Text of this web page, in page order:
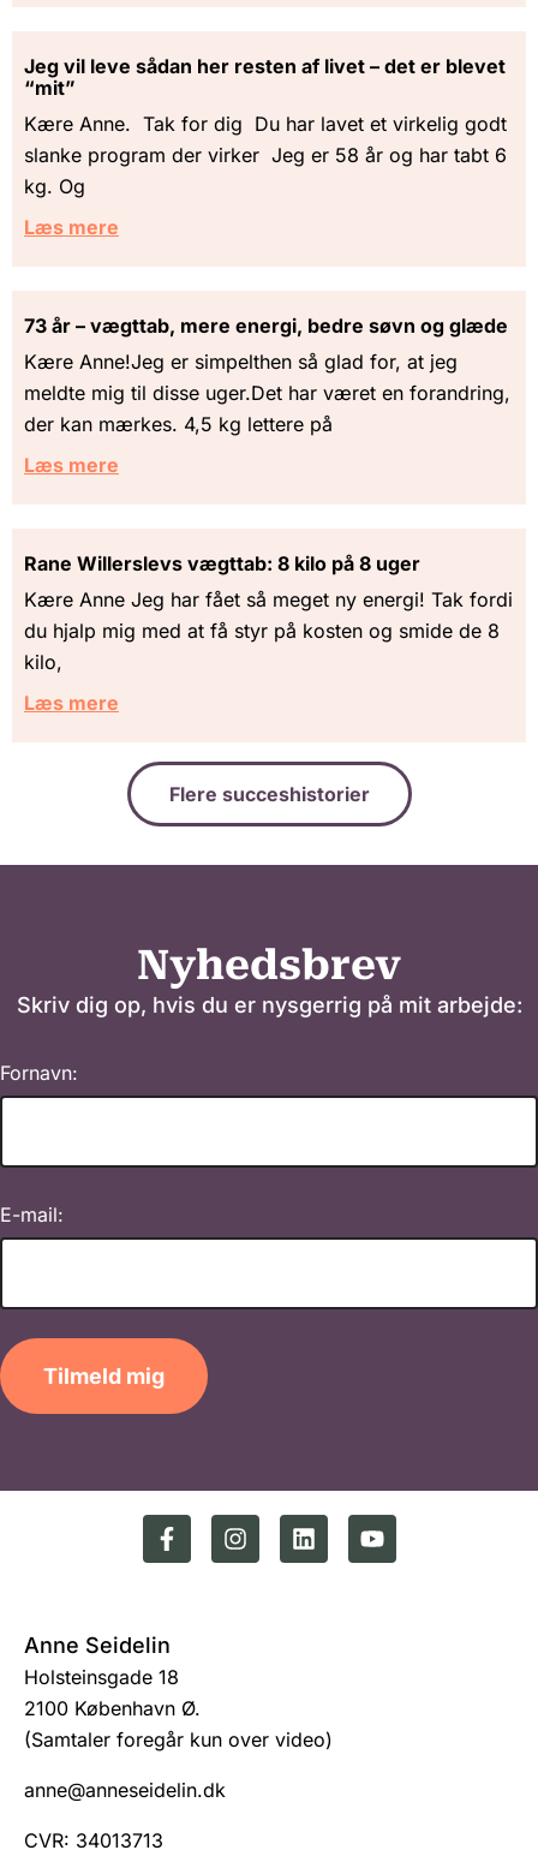
Jeg vil leve sådan her resten af livet – det er blevet
“mit”
Kære Anne. Tak for dig Du har lavet et virkelig godt
slanke program der virker Jeg er 58 år og har tabt 6
kg. Og
Læs mere
73 år – vægttab, mere energi, bedre søvn og glæde
Kære Anne!Jeg er simpelthen så glad for, at jeg
meldte mig til disse uger.Det har været en forandring,
der kan mærkes. 4,5 kg lettere på
Læs mere
Rane Willerslevs vægttab: 8 kilo på 8 uger
Kære Anne Jeg har fået så meget ny energi! Tak fordi
du hjalp mig med at få styr på kosten og smide de 8
kilo,
Læs mere
Flere succeshistorier
Nyhedsbrev
Skriv dig op, hvis du er nysgerrig på mit arbejde:
Fornavn:
E-mail:
Tilmeld mig
Anne Seidelin
Holsteinsgade 18
2100 København Ø.
(Samtaler foregår kun over video)
anne@anneseidelin.dk
CVR: 34013713